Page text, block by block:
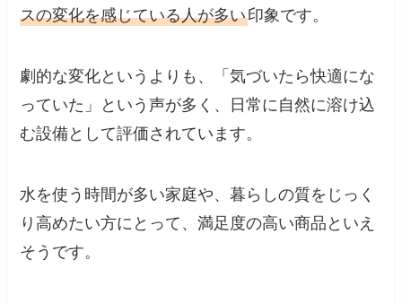
スの変化を感じている人が多い印象です。
劇的な変化というよりも、「気づいたら快適にな
っていた」という声が多く、日常に自然に溶け込
む設備として評価されています。
水を使う時間が多い家庭や、暮らしの質をじっく
り高めたい方にとって、満足度の高い商品といえ
そうです。